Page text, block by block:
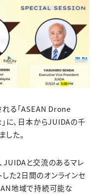
る「ASEAN Drone
、日本からJUIDAの千
た。
JUIDAと交流のあるマレ
た2日間のオンラインセ
地域で持続可能な